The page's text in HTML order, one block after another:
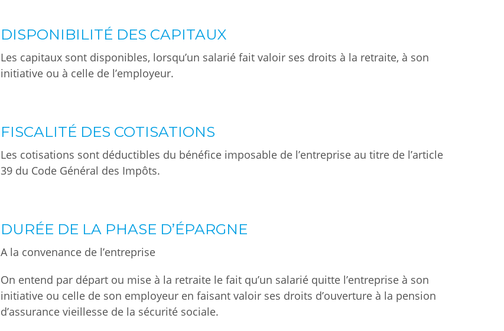
DISPONIBILITÉ DES CAPITAUX
Les capitaux sont disponibles, lorsqu’un salarié fait valoir ses droits à la retraite, à son
initiative ou à celle de l’employeur.
FISCALITÉ DES COTISATIONS
Les cotisations sont déductibles du bénéfice imposable de l’entreprise au titre de l’article
39 du Code Général des Impôts.
DURÉE DE LA PHASE D’ÉPARGNE
A la convenance de l’entreprise
On entend par départ ou mise à la retraite le fait qu’un salarié quitte l’entreprise à son
initiative ou celle de son employeur en faisant valoir ses droits d’ouverture à la pension
d’assurance vieillesse de la sécurité sociale.